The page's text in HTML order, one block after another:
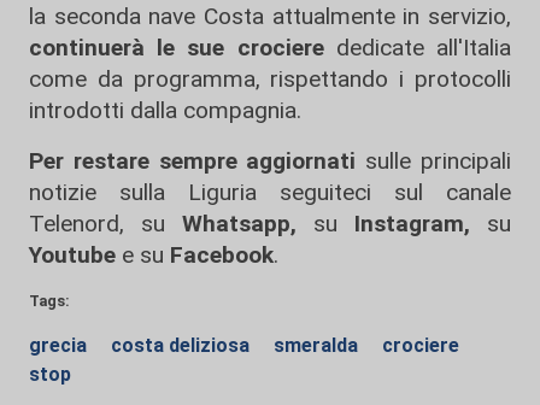
la seconda nave Costa attualmente in servizio,
continuerà le sue crocierededicate all'Italia
come da programma, rispettando i protocolli
introdotti dalla compagnia.
Per restare sempre aggiornati sulle principali
notizie sulla Liguria seguiteci sul canale
Telenord, su
Whatsapp, su Instagram, su
Youtube e su Facebook.
Tags:
grecia costa deliziosa smeralda
crociere
stop